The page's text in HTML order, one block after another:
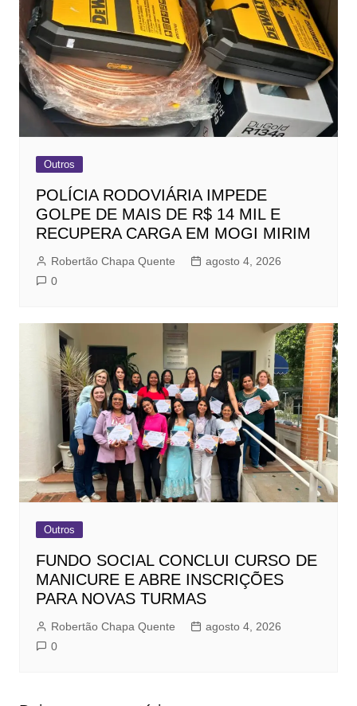
Outros
POLÍCIA RODOVIÁRIA IMPEDE
GOLPE DE MAIS DE R$ 14 MIL E
RECUPERA CARGA EM MOGI MIRIM
Robertão Chapa Quente
agosto 4, 2026
0
Outros
FUNDO SOCIAL CONCLUI CURSO DE
MANICURE E ABRE INSCRIÇÕES
PARA NOVAS TURMAS
Robertão Chapa Quente
agosto 4, 2026
0